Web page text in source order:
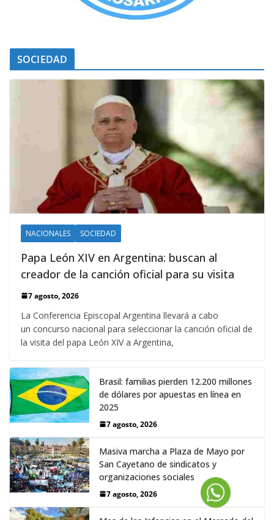
SOCIEDAD
NACIONALES SOCIEDAD
Papa León XIV en Argentina: buscan al
creador de la canción oficial para su visita
7 agosto, 2026
La Conferencia Episcopal Argentina llevará a cabo
un concurso nacional para seleccionar la canción oficial de
la visita del papa León XIV a Argentina,
Brasil: familias pierden 12.200 millones
de dólares por apuestas en línea en
2025
7 agosto, 2026
Masiva marcha a Plaza de Mayo por
San Cayetano de sindicatos y
organizaciones sociales
7 agosto, 2026